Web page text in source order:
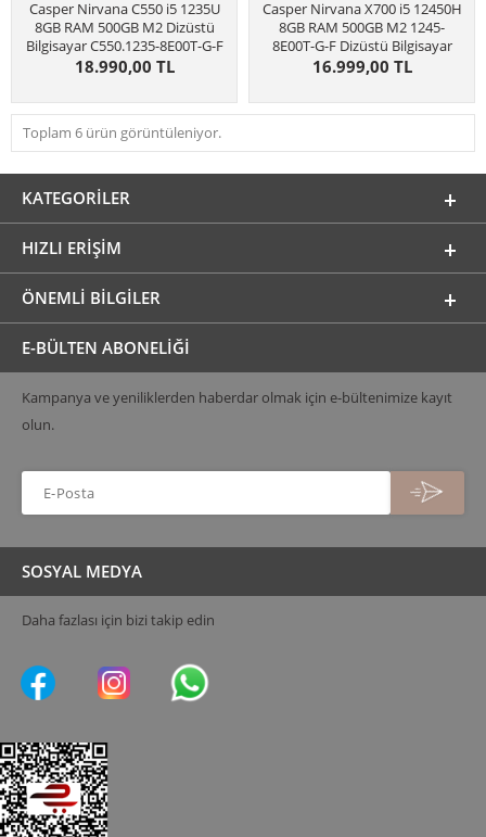
Casper Nirvana C550 i5 1235U
8GB RAM 500GB M2 Dizüstü
Bilgisayar C550.1235-8E00T-G-F
18.990,00 TL
Casper Nirvana X700 i5 12450H
8GB RAM 500GB M2 1245-
8E00T-G-F Dizüstü Bilgisayar
16.999,00 TL
Toplam 6 ürün görüntüleniyor.
KATEGORILER
HIZLI ERIŞIM
ÖNEMLI BILGILER
E-BÜLTEN ABONELİĞİ
Kampanya ve yeniliklerden haberdar olmak için e-bültenimize kayıt
olun.
SOSYAL MEDYA
Daha fazlası için bizi takip edin